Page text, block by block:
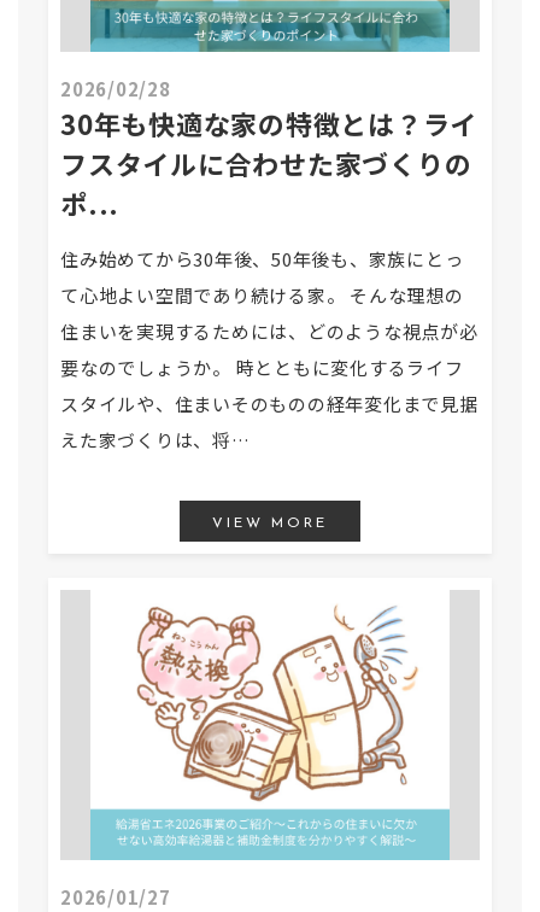
2026/02/28
30年も快適な家の特徴とは？ライ
フスタイルに合わせた家づくりの
ポ...
住み始めてから30年後、50年後も、家族にとっ
て心地よい空間であり続ける家。 そんな理想の
住まいを実現するためには、どのような視点が必
要なのでしょうか。 時とともに変化するライフ
スタイルや、住まいそのものの経年変化まで見据
えた家づくりは、将…
VIEW MORE
2026/01/27